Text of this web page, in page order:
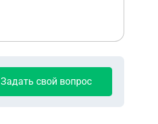
Задать свой вопрос